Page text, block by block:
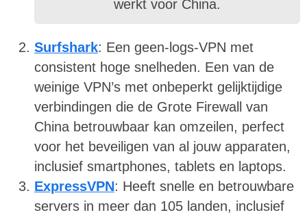
werkt voor China.
Surfshark: Een geen-logs-VPN met
consistent hoge snelheden. Een van de
weinige VPN’s met onbeperkt gelijktijdige
verbindingen die de Grote Firewall van
China betrouwbaar kan omzeilen, perfect
voor het beveiligen van al jouw apparaten,
inclusief smartphones, tablets en laptops.
ExpressVPN: Heeft snelle en betrouwbare
servers in meer dan 105 landen, inclusief